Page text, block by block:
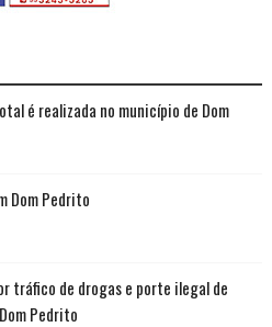
é realizada no município de Dom
Dom Pedrito
tráfico de drogas e porte ilegal de
Pedrito